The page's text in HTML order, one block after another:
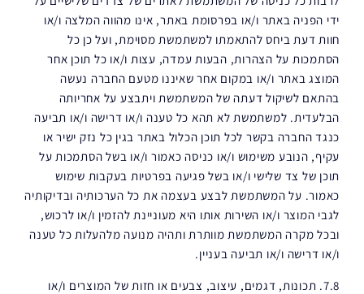
ידי הפניה באתר ו/או בפרסומת באתר, אינו מהווה המלצה ו/או
חוות דעת ביחס להתאמתו למשתמשת מסוימת, ועל כן כל
הסתמכות על הצהרות, הבעות עמדה, עצות ו/או כל תוכן אחר
המוצג באתר ו/או במקום אחר שאיננו מטעם החברה נעשה
בהתאם לשיקול דעתה של המשתמשת ויתבצע על אחריותה
הבלעדית. למשתמשת לא תהא כל טענה ו/או דרישה ו/או תביעה
כנגד החברה בקשר לכל תוכן הכלול באתר בגין כל נזק ישיר או
עקיף, הנובע משימוש ו/או כניסה כאמור ו/או בשל הסתמכות על
תוכן של צד שלישי ו/או בשל פגיעה בפרטיות בעקבות שימוש
כאמור. על המשתמשת לבצע בעצמה את כל הערכותיה ובדיקותיה
לגבי המוצר ו/או השירות אותו היא מעוניינת להזמין ו/או לרכוש,
ובכל מקרה המשתמשת מוותרת ותהיה מנועה מלהעלות כל טענה
ו/או דרישה ו/או תביעה בעניין.
7.8. תכונות, דגמים, עיצוב, צבעים או חזות של המוצרים ו/או